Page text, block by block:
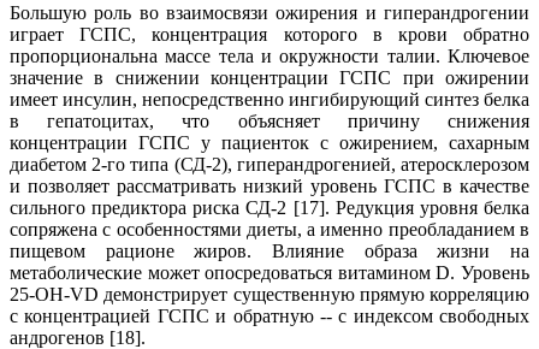
Большую роль во взаимосвязи ожирения и гиперандрогении
играет ГСПС, концентрация которого в крови обратно
пропорциональна массе тела и окружности талии. Ключевое
значение в снижении концентрации ГСПС при ожирении
имеет инсулин, непосредственно ингибирующий синтез белка
в гепатоцитах, что объясняет причину снижения
концентрации ГСПС у пациенток с ожирением, сахарным
диабетом 2-го типа (СД-2), гиперандрогенией, атеросклерозом
и позволяет рассматривать низкий уровень ГСПС в качестве
сильного предиктора риска СД-2 [17]. Редукция уровня белка
сопряжена с особенностями диеты, а именно преобладанием в
пищевом рационе жиров. Влияние образа жизни на
метаболические может опосредоваться витамином D. Уровень
25-ОН-VD демонстрирует существенную прямую корреляцию
с концентрацией ГСПС и обратную -- с индексом свободных
андрогенов [18].